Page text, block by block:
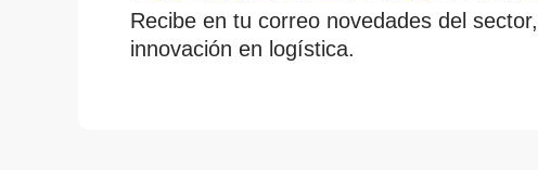
Recibe en tu correo novedades del
innovación en logística.